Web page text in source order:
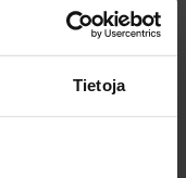
Tietoja